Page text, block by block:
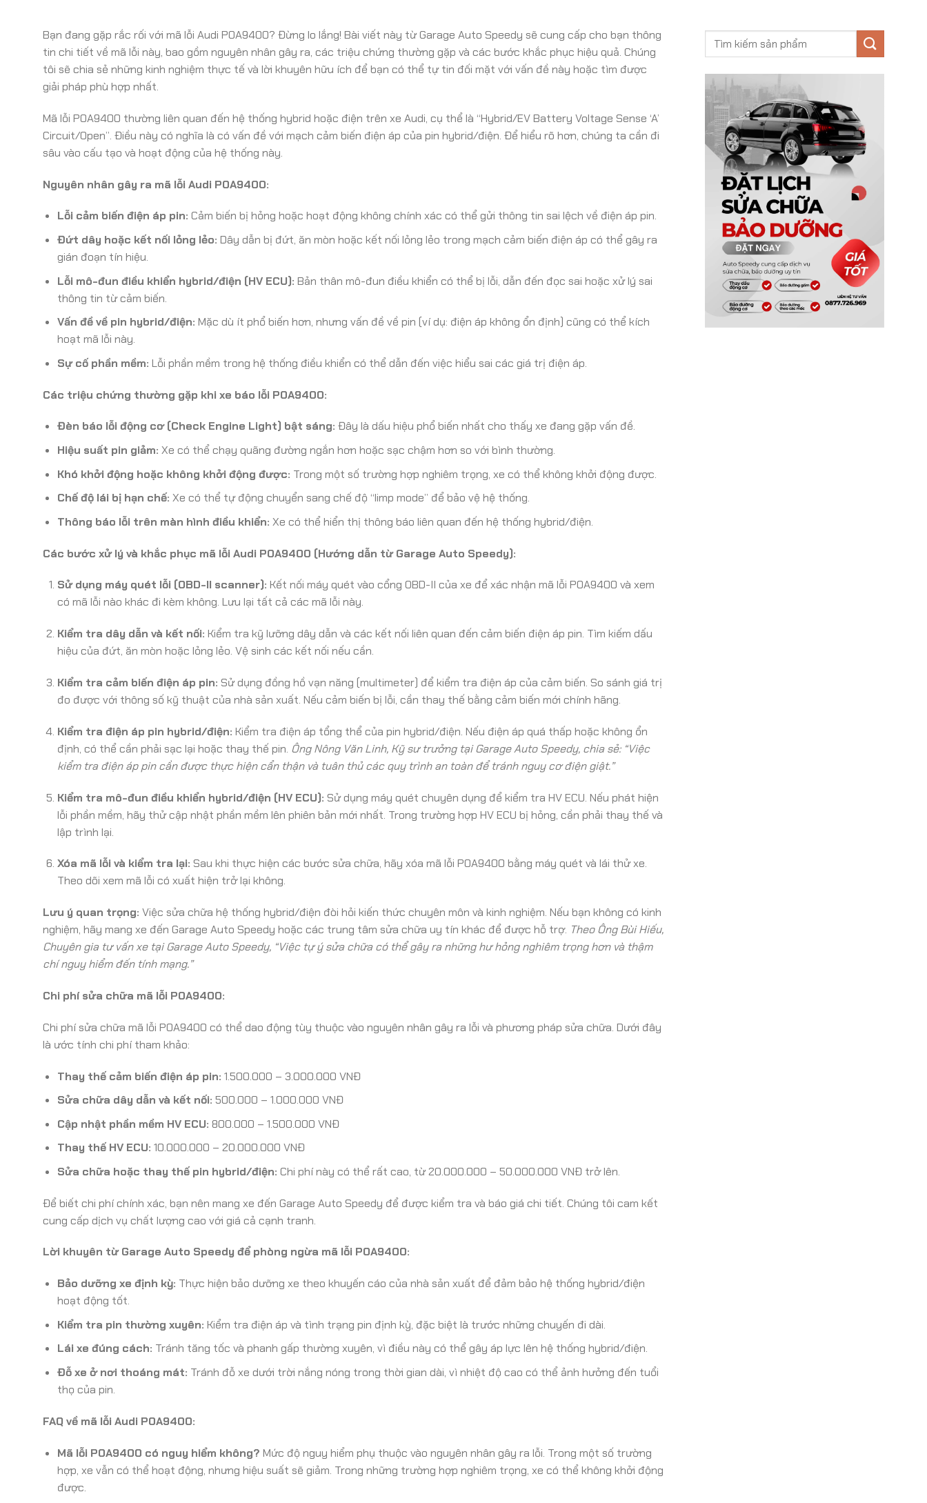
Bạn đang gặp rắc rối với mã lỗi Audi P0A9400? Đừng lo lắng! Bài viết này từ Garage Auto Speedy sẽ cung cấp cho bạn thông
tin chi tiết về mã lỗi này, bao gồm nguyên nhân gây ra, các triệu chứng thường gặp và các bước khắc phục hiệu quả. Chúng
tôi sẽ chia sẻ những kinh nghiệm thực tế và lời khuyên hữu ích để bạn có thể tự tin đối mặt với vấn đề này hoặc tìm được
giải pháp phù hợp nhất.
Mã lỗi P0A9400 thường liên quan đến hệ thống hybrid hoặc điện trên xe Audi, cụ thể là “Hybrid/EV Battery Voltage Sense ‘A’
Circuit/Open”. Điều này có nghĩa là có vấn đề với mạch cảm biến điện áp của pin hybrid/điện. Để hiểu rõ hơn, chúng ta cần đi
sâu vào cấu tạo và hoạt động của hệ thống này.
Nguyên nhân gây ra mã lỗi Audi P0A9400:
Lỗi cảm biến điện áp pin: Cảm biến bị hỏng hoặc hoạt động không chính xác có thể gửi thông tin sai lệch về điện áp pin.
Đứt dây hoặc kết nối lỏng lẻo: Dây dẫn bị đứt, ăn mòn hoặc kết nối lỏng lẻo trong mạch cảm biến điện áp có thể gây ra
gián đoạn tín hiệu.
Lỗi mô-đun điều khiển hybrid/điện (HV ECU): Bản thân mô-đun điều khiển có thể bị lỗi, dẫn đến đọc sai hoặc xử lý sai
thông tin từ cảm biến.
Vấn đề về pin hybrid/điện: Mặc dù ít phổ biến hơn, nhưng vấn đề về pin (ví dụ: điện áp không ổn định) cũng có thể kích
hoạt mã lỗi này.
Sự cố phần mềm: Lỗi phần mềm trong hệ thống điều khiển có thể dẫn đến việc hiểu sai các giá trị điện áp.
Các triệu chứng thường gặp khi xe báo lỗi P0A9400:
Đèn báo lỗi động cơ (Check Engine Light) bật sáng: Đây là dấu hiệu phổ biến nhất cho thấy xe đang gặp vấn đề.
Hiệu suất pin giảm: Xe có thể chạy quãng đường ngắn hơn hoặc sạc chậm hơn so với bình thường.
Khó khởi động hoặc không khởi động được: Trong một số trường hợp nghiêm trọng, xe có thể không khởi động được.
Chế độ lái bị hạn chế: Xe có thể tự động chuyển sang chế độ “limp mode” để bảo vệ hệ thống.
Thông báo lỗi trên màn hình điều khiển: Xe có thể hiển thị thông báo liên quan đến hệ thống hybrid/điện.
Các bước xử lý và khắc phục mã lỗi Audi P0A9400 (Hướng dẫn từ Garage Auto Speedy):
Sử dụng máy quét lỗi (OBD-II scanner): Kết nối máy quét vào cổng OBD-II của xe để xác nhận mã lỗi P0A9400 và xem
có mã lỗi nào khác đi kèm không. Lưu lại tất cả các mã lỗi này.
Kiểm tra dây dẫn và kết nối: Kiểm tra kỹ lưỡng dây dẫn và các kết nối liên quan đến cảm biến điện áp pin. Tìm kiếm dấu
hiệu của đứt, ăn mòn hoặc lỏng lẻo. Vệ sinh các kết nối nếu cần.
Kiểm tra cảm biến điện áp pin: Sử dụng đồng hồ vạn năng (multimeter) để kiểm tra điện áp của cảm biến. So sánh giá trị
đo được với thông số kỹ thuật của nhà sản xuất. Nếu cảm biến bị lỗi, cần thay thế bằng cảm biến mới chính hãng.
Kiểm tra điện áp pin hybrid/điện: Kiểm tra điện áp tổng thể của pin hybrid/điện. Nếu điện áp quá thấp hoặc không ổn
định, có thể cần phải sạc lại hoặc thay thế pin. Ông Nông Văn Linh, Kỹ sư trưởng tại Garage Auto Speedy, chia sẻ: “Việc
kiểm tra điện áp pin cần được thực hiện cẩn thận và tuân thủ các quy trình an toàn để tránh nguy cơ điện giật.”
Kiểm tra mô-đun điều khiển hybrid/điện (HV ECU): Sử dụng máy quét chuyên dụng để kiểm tra HV ECU. Nếu phát hiện
lỗi phần mềm, hãy thử cập nhật phần mềm lên phiên bản mới nhất. Trong trường hợp HV ECU bị hỏng, cần phải thay thế và
lập trình lại.
Xóa mã lỗi và kiểm tra lại: Sau khi thực hiện các bước sửa chữa, hãy xóa mã lỗi P0A9400 bằng máy quét và lái thử xe.
Theo dõi xem mã lỗi có xuất hiện trở lại không.
Lưu ý quan trọng: Việc sửa chữa hệ thống hybrid/điện đòi hỏi kiến thức chuyên môn và kinh nghiệm. Nếu bạn không có kinh
nghiệm, hãy mang xe đến Garage Auto Speedy hoặc các trung tâm sửa chữa uy tín khác để được hỗ trợ. Theo Ông Bùi Hiếu,
Chuyên gia tư vấn xe tại Garage Auto Speedy, “Việc tự ý sửa chữa có thể gây ra những hư hỏng nghiêm trọng hơn và thậm
chí nguy hiểm đến tính mạng.”
Chi phí sửa chữa mã lỗi P0A9400:
Chi phí sửa chữa mã lỗi P0A9400 có thể dao động tùy thuộc vào nguyên nhân gây ra lỗi và phương pháp sửa chữa. Dưới đây
là ước tính chi phí tham khảo:
Thay thế cảm biến điện áp pin: 1.500.000 – 3.000.000 VNĐ
Sửa chữa dây dẫn và kết nối: 500.000 – 1.000.000 VNĐ
Cập nhật phần mềm HV ECU: 800.000 – 1.500.000 VNĐ
Thay thế HV ECU: 10.000.000 – 20.000.000 VNĐ
Sửa chữa hoặc thay thế pin hybrid/điện: Chi phí này có thể rất cao, từ 20.000.000 – 50.000.000 VNĐ trở lên.
Để biết chi phí chính xác, bạn nên mang xe đến Garage Auto Speedy để được kiểm tra và báo giá chi tiết. Chúng tôi cam kết
cung cấp dịch vụ chất lượng cao với giá cả cạnh tranh.
Lời khuyên từ Garage Auto Speedy để phòng ngừa mã lỗi P0A9400:
Bảo dưỡng xe định kỳ: Thực hiện bảo dưỡng xe theo khuyến cáo của nhà sản xuất để đảm bảo hệ thống hybrid/điện
hoạt động tốt.
Kiểm tra pin thường xuyên: Kiểm tra điện áp và tình trạng pin định kỳ, đặc biệt là trước những chuyến đi dài.
Lái xe đúng cách: Tránh tăng tốc và phanh gấp thường xuyên, vì điều này có thể gây áp lực lên hệ thống hybrid/điện.
Đỗ xe ở nơi thoáng mát: Tránh đỗ xe dưới trời nắng nóng trong thời gian dài, vì nhiệt độ cao có thể ảnh hưởng đến tuổi
thọ của pin.
FAQ về mã lỗi Audi P0A9400:
Mã lỗi P0A9400 có nguy hiểm không? Mức độ nguy hiểm phụ thuộc vào nguyên nhân gây ra lỗi. Trong một số trường
hợp, xe vẫn có thể hoạt động, nhưng hiệu suất sẽ giảm. Trong những trường hợp nghiêm trọng, xe có thể không khởi động
được.